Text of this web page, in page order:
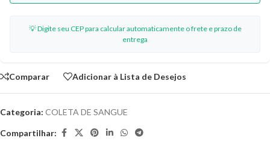
💡 Digite seu CEP para calcular automaticamente o frete e prazo de
entrega
Comparar Adicionar à Lista de Desejos
Categoria: COLETA DE SANGUE
Compartilhar: